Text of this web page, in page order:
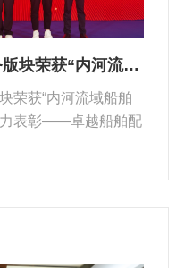
华工科技智能制造业务版块荣获“内河流域船舶与海洋工程行业新质生产力表彰...
荣获“内河流域船舶
力表彰——卓越船舶配